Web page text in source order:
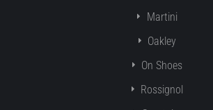
Martini
Oakley
On Shoes
Rossignol